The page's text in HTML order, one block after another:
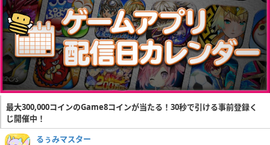
最大300,000コインのGame8コインが当たる！30秒で引ける事前登録く
じ開催中！
るぅみマスター